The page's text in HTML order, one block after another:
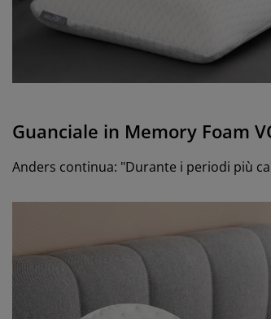
Guanciale in Memory Foam
Anders continua: "Durante i periodi più